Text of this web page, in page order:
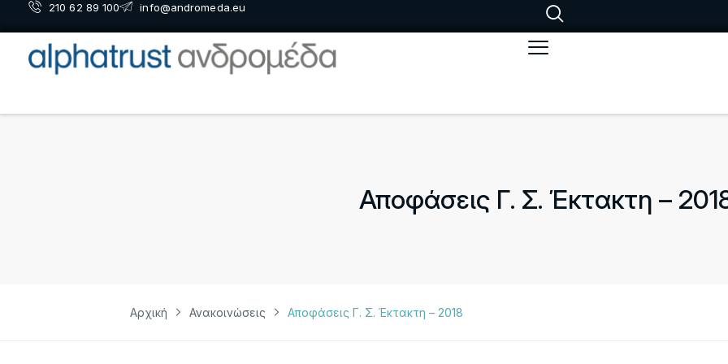
210 62 89 100 info@andromeda.eu
Αποφάσεις Γ. Σ. Έκτακτη –
Αρχική Ανακοινώσεις Αποφάσεις Γ. Σ. Έκτακτη – 2018